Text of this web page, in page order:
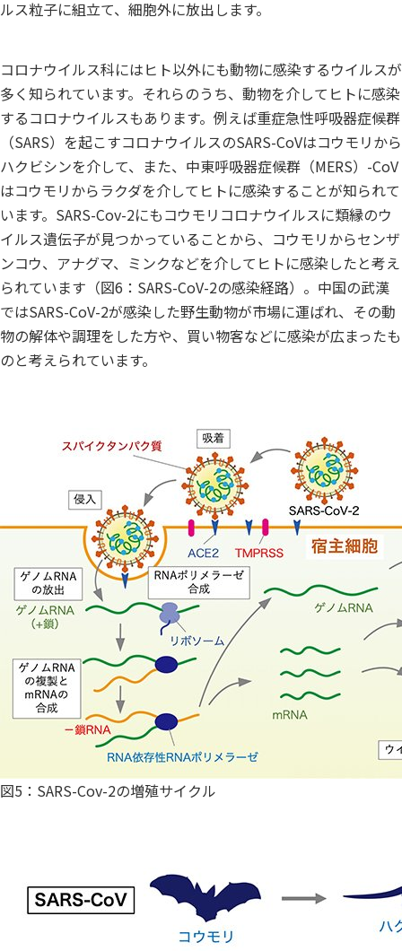
ルス粒子に組立て、細胞外に放出します。
コロナウイルス科にはヒト以外にも動物に感染するウイルスが
多く知られています。それらのうち、動物を介してヒトに感染
するコロナウイルスもあります。例えば重症急性呼吸器症候群
（SARS）を起こすコロナウイルスのSARS-CoVはコウモリから
ハクビシンを介して、また、中東呼吸器症候群（MERS）-CoV
はコウモリからラクダを介してヒトに感染することが知られて
います。SARS-Cov-2にもコウモリコロナウイルスに類縁のウ
イルス遺伝子が見つかっていることから、コウモリからセンザ
ンコウ、アナグマ、ミンクなどを介してヒトに感染したと考え
られています（図6：SARS-CoV-2の感染経路）。中国の武漢
ではSARS-CoV-2が感染した野生動物が市場に運ばれ、その動
物の解体や調理をした方や、買い物客などに感染が広まったも
のと考えられています。
図5：SARS-Cov-2の増殖サイクル